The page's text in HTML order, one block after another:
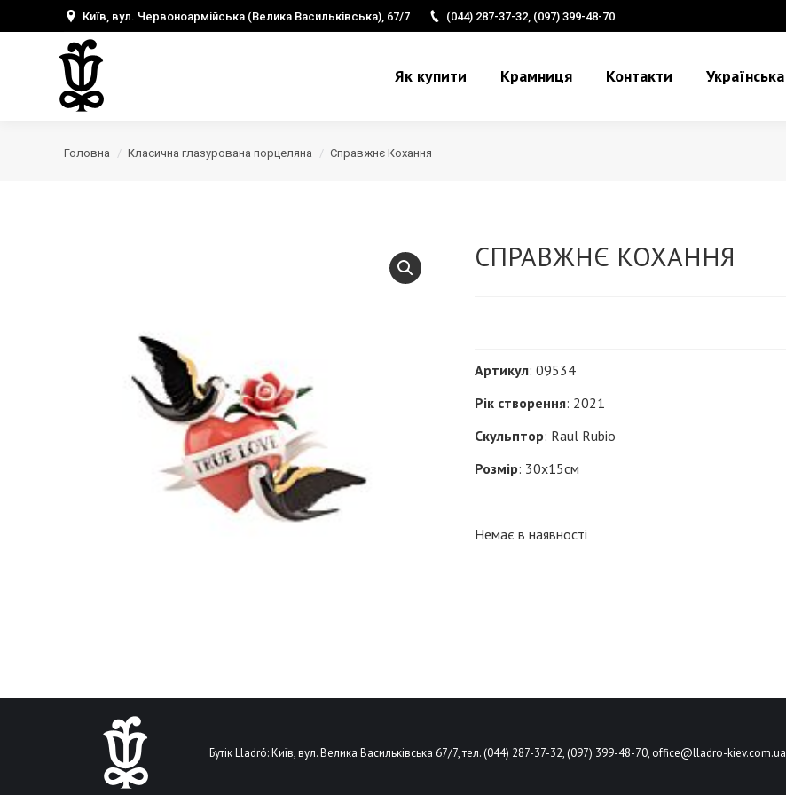
Київ, вул. Червоноармійська (Велика Васильківська), 67/7 (044) 287-37-32, (097) 399-48-70
Як купити Крамниця Контакти Українська
Головна Класична глазурована порцеляна Справжнє Кохання
СПРАВЖНЄ КОХАННЯ
Артикул: 09534
Рік створення: 2021
Скульптор: Raul Rubio
Розмір: 30х15см
Немає в наявності
Бутік Lladró: Київ, вул. Велика Васильківська 67/7, тел. (044) 287-37-32, (097) 399-48-70, office@lladro-kiev.com.ua